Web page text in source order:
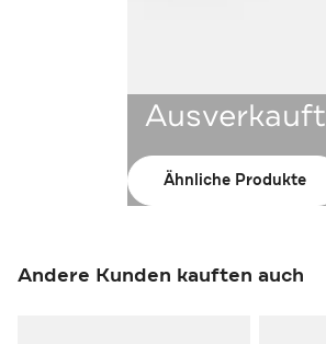
Ausverkauft
Ähnliche Produkte
Andere Kunden kauften auch